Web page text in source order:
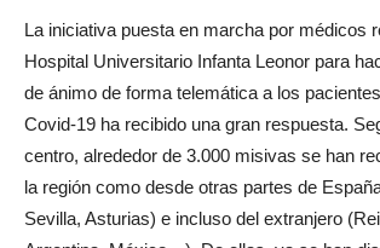
La iniciativa puesta en marcha por médicos
Hospital Universitario Infanta Leonor para
de ánimo de forma telemática a los
Covid-19 ha recibido una gran respuesta.
centro, alrededor de 3.000 misivas se han
la región como desde otras partes de
Sevilla, Asturias) e incluso del extranjero